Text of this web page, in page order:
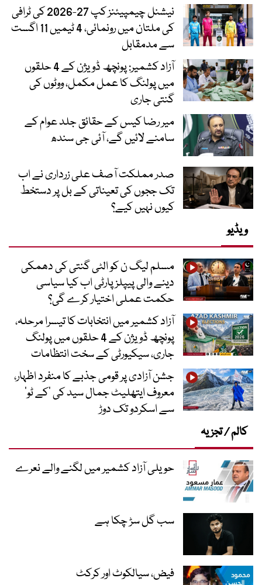
نیشنل چیمپیئنز کپ 27-2026 کی ٹرافی
کی ملتان میں رونمائی، 4 ٹیمیں 11 اگست
سے مدمقابل
آزاد کشمیر: پونچھ ڈویژن کے 4 حلقوں
میں پولنگ کا عمل مکمل، ووٹوں کی
گنتی جاری
میر رضا کیس کے حقائق جلد عوام کے
سامنے لائیں گے، آئی جی سندھ
صدر مملکت آصف علی زرداری نے اب
تک ججوں کی تعیناتی کے بل پر دستخط
کیوں نہیں کیے؟
ویڈیو
مسلم لیگ ن کو الٹی گنتی کی دھمکی
دینے والی پیپلز پارٹی اب کیا سیاسی
حکمت عملی اختیار کرے گی؟
آزاد کشمیر میں انتخابات کا تیسرا مرحلہ،
پونچھ ڈویژن کے 4 حلقوں میں پولنگ
جاری، سیکیورٹی کے سخت انتظامات
جشن آزادی پر قومی جذبے کا منفرد اظہار،
معروف ایتھلیٹ جمال سید کی ’کے ٹو‘
سے اسکردو تک دوڑ
کالم / تجزیہ
حویلی آزاد کشمیر میں لگنے والے نعرے
سب گل سڑ چکا ہے
فیض، سیالکوٹ اور کرکٹ